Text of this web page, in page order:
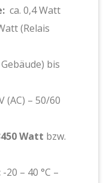
ca. 0,4 Watt
(Relais
bis
(AC) – 50/60
Watt bzw.
-20 – 40 °C –